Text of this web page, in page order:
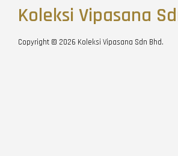
Koleksi Vipasana
Copyright © 2026 Koleksi Vipasana Sdn Bhd.